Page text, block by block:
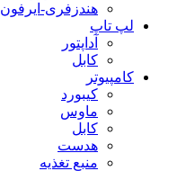
هندزفری-ایرفون
لپ تاپ
آداپتور
کابل
کامپیوتر
کیبورد
ماوس
کابل
هدست
منبع تغذیه